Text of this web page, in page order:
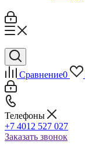
Сравнение0
Телефоны
+7 4012 527 027
Заказать звонок